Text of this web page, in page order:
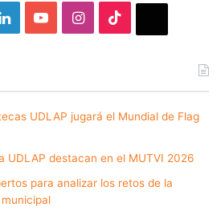
LinkedInYouTubeInstagram
UDLAP jugará el Mundial de Flag
UDLAP destacan en el MUTVI 2026
para analizar los retos de la